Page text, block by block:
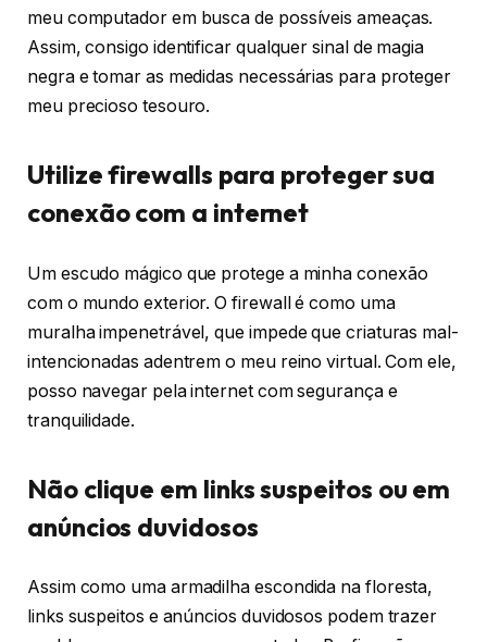
meu computador em busca de possíveis ameaças.
Assim, consigo identificar qualquer sinal de magia
negra e tomar as medidas necessárias para proteger
meu precioso tesouro.
Utilize firewalls para proteger sua
conexão com a internet
Um escudo mágico que protege a minha conexão
com o mundo exterior. O firewall é como uma
muralha impenetrável, que impede que criaturas mal-
intencionadas adentrem o meu reino virtual. Com ele,
posso navegar pela internet com segurança e
tranquilidade.
Não clique em links suspeitos ou em
anúncios duvidosos
Assim como uma armadilha escondida na floresta,
links suspeitos e anúncios duvidosos podem trazer